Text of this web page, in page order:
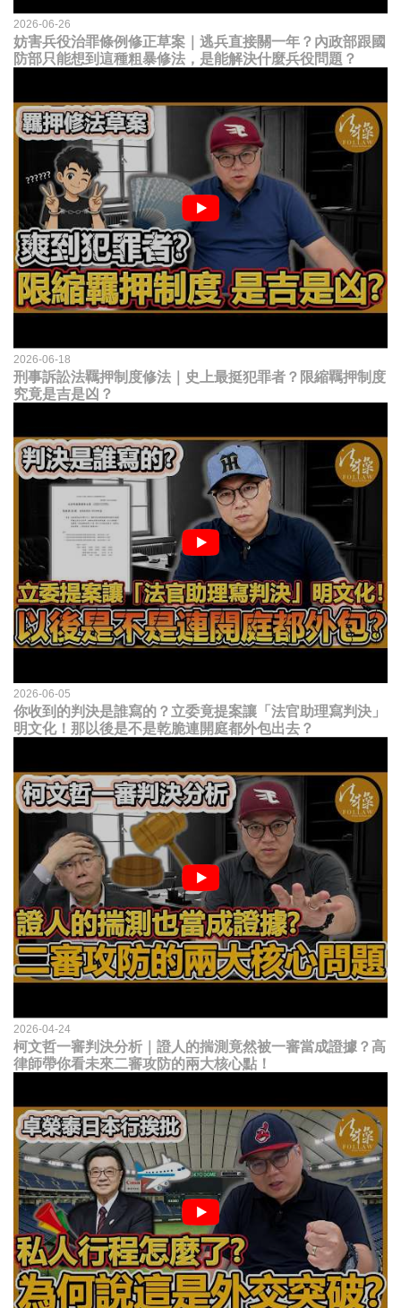
2026-06-26
妨害兵役治罪條例修正草案｜逃兵直接關一年？內政部跟國
防部只能想到這種粗暴修法，是能解決什麼兵役問題？
2026-06-18
刑事訴訟法羈押制度修法｜史上最挺犯罪者？限縮羈押制度
究竟是吉是凶？
2026-06-05
你收到的判決是誰寫的？立委竟提案讓「法官助理寫判決」
明文化！那以後是不是乾脆連開庭都外包出去？
2026-04-24
柯文哲一審判決分析｜證人的揣測竟然被一審當成證據？高
律師帶你看未來二審攻防的兩大核心點！